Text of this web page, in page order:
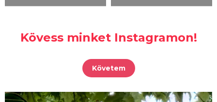
Kövess minket Instagramon!
Követem